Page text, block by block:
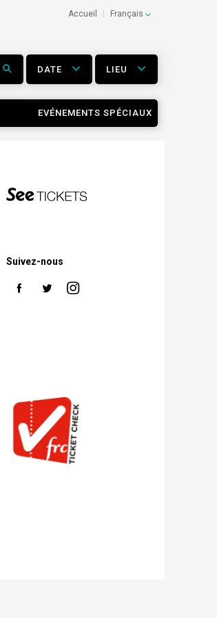
Accueil Français
DATE LIEU
EVÉNEMENTS SPÉCIAUX
Suivez-nous